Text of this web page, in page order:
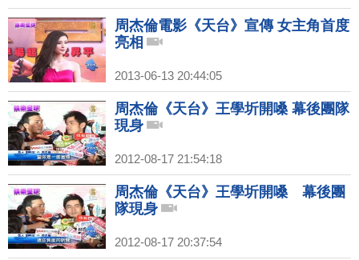
周杰倫電影《天台》宣傳 女主角首度
亮相
2013-06-13 20:44:05
周杰倫《天台》王學圻開嗓 幕後團隊
現身
2012-08-17 21:54:18
周杰倫《天台》王學圻開嗓 幕後團
隊現身
2012-08-17 20:37:54